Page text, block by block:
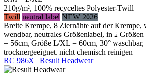
210g/m², 100% recyceltes Polyester-Twill
Twill neutral label NEW 2026
Breite Krempe, 8 Ziernähte auf der Krempe,
wendbar, neutrales Größenlabel, in 2
= 56cm, Größe L/XL = 60cm, 30°
trocknergeeignet, nicht chemisch reinigen
RC 986X | Result Headwear